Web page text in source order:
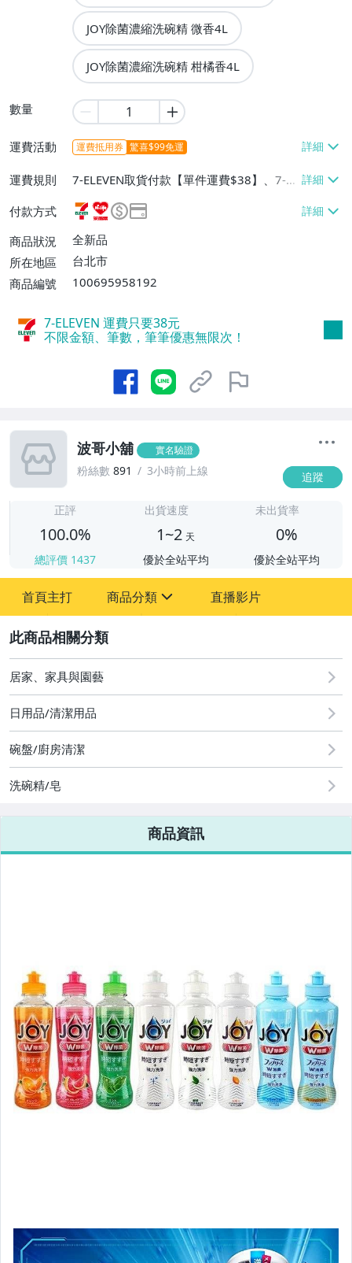
JOY除菌濃縮洗碗精 微香4L
JOY除菌濃縮洗碗精 柑橘香4L
數量
運費活動 運費抵用券 驚喜$99免運
運費規則
7-ELEVEN取貨付款【單件運費$38】、7-EL
EVEN取貨不付款【單件運費$38】、萊爾富
取貨付款【單件運費$60、消費滿$2888免
運費】、宅配/貨運【單件運費$100】
付款方式
商品狀況
全新品
所在地區
台北市
商品編號
100695958192
7-ELEVEN 運費只要38元
不限金額、筆數，筆筆優惠無限次！
波哥小舖 實名驗證
粉絲數 891 3小時前上線 追蹤
正評
100.0%
總評價 1437
出貨速度
1~2 天
優於全站平均
未出貨率
0%
優於全站平均
首頁主打 商品分類
嬰幼兒與孕婦
圖書/影音/文具
居家、家具與園藝
玩具、模型與公仔
直播影片
居家、家具與園藝
日用品/清潔用品
碗盤/廚房清潔
洗碗精/皂
商品資訊